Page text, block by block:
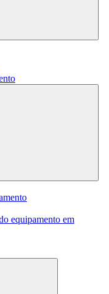
equipamento em